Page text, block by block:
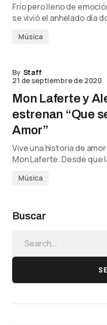
Frío pero lleno de
se vivió el anhelado día
Música
By Staff
21 de septiembre de 2020
Mon Laferte y
estrenan “Que
Amor”
Vive una historia de
Mon Laferte. Desde que
Música
Buscar